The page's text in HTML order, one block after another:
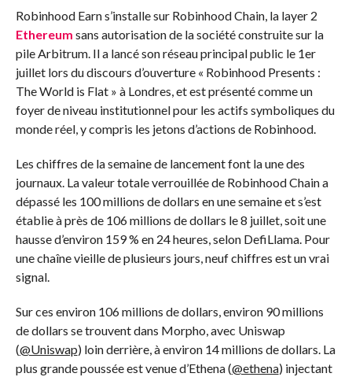
Robinhood Earn s’installe sur Robinhood Chain, la layer 2
Ethereum sans autorisation de la société construite sur la
pile Arbitrum. Il a lancé son réseau principal public le 1er
juillet lors du discours d’ouverture « Robinhood Presents :
The World is Flat » à Londres, et est présenté comme un
foyer de niveau institutionnel pour les actifs symboliques du
monde réel, y compris les jetons d’actions de Robinhood.
Les chiffres de la semaine de lancement font la une des
journaux. La valeur totale verrouillée de Robinhood Chain a
dépassé les 100 millions de dollars en une semaine et s’est
établie à près de 106 millions de dollars le 8 juillet, soit une
hausse d’environ 159 % en 24 heures, selon DefiLlama. Pour
une chaîne vieille de plusieurs jours, neuf chiffres est un vrai
signal.
Sur ces environ 106 millions de dollars, environ 90 millions
de dollars se trouvent dans Morpho, avec Uniswap
(@Uniswap) loin derrière, à environ 14 millions de dollars. La
plus grande poussée est venue d’Ethena (@ethena) injectant